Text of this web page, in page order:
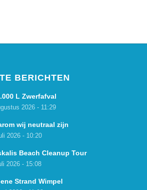
BERICHTEN
L Zwerfafval
2026 - 11:29
wij neutraal zijn
2026 - 10:20
Beach Cleanup Tour
2026 - 15:08
Strand Wimpel